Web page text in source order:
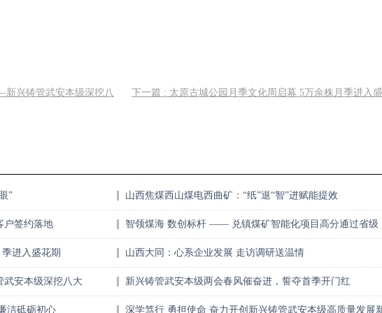
新兴铸管武安本级深挖八
下一篇 : 太原古城公园月季文化周启幕 5万余株月季进入
” 山西焦煤西山煤电西曲矿：“纸”退“智”进赋能提效
户签约落地
智领煤海 数创标杆 —— 兑镇煤矿智能化项目高分通过省级
进入盛花期
山西大同：心系企业发展 走访调研送温情
安本级深挖八大
新兴铸管武安本级两会春风催奋进，誓夺首季开门红
洁砥砺初心 深学笃行 勇担使命 奋力开创新兴铸管武安本级高质量发展